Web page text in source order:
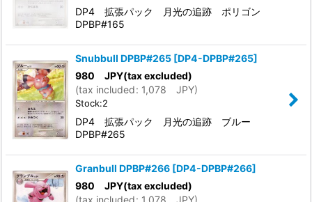
DP4 拡張パック 月光の追跡 ポリゴン
DPBP#165
Snubbull DPBP#265 [DP4-DPBP#265]
980 JPY(tax excluded)
(tax included: 1,078 JPY)
Stock:2
DP4 拡張パック 月光の追跡 ブルー
DPBP#265
Granbull DPBP#266 [DP4-DPBP#266]
980 JPY(tax excluded)
(tax included: 1,078 JPY)